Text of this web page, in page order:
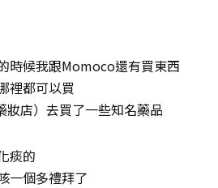
時候我跟Momoco還有買東西
裡都可以買
店）去買了一些知名藥品
痰的
一個多禮拜了